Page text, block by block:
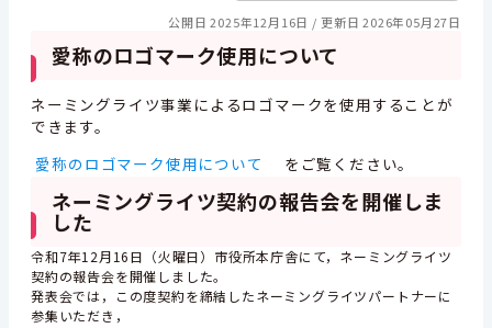
公開日 2025年12月16日 更新日 2026年05月27日
愛称のロゴマーク使用について
ネーミングライツ事業によるロゴマークを使用することが
できます。
愛称のロゴマーク使用について
をご覧ください。
ネーミングライツ契約の報告会を開催しま
した
令和7年12月16日（火曜日）市役所本庁舎にて，ネーミングライツ
契約の報告会を開催しました。
発表会では，この度契約を締結したネーミングライツパートナーに
参集いただき，